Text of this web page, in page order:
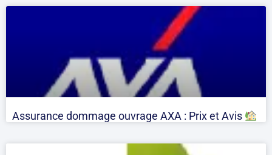
Assurance dommage ouvrage AXA : Prix et Avis